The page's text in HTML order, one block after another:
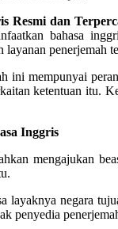
Resmi dan
bahasa
penerjemah
ini mempunyai
ketentuan itu.
Inggris
mengajukan
layaknya negara
penyedia